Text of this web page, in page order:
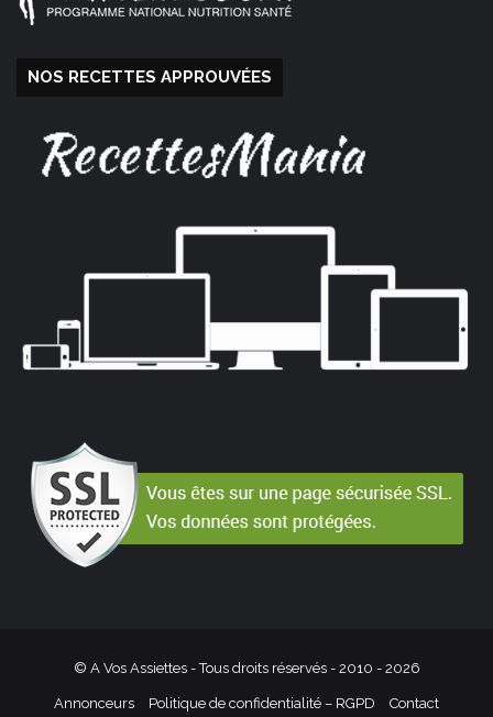
NOS RECETTES APPROUVÉES
© A Vos Assiettes - Tous droits réservés - 2010 - 2026
Annonceurs Politique de confidentialité – RGPD Contact